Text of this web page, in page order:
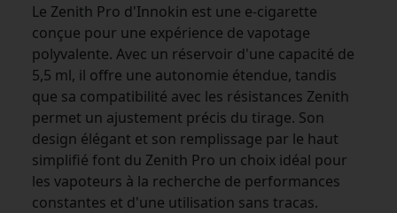
Le Zenith Pro d'Innokin est une e-cigarette
conçue pour une expérience de vapotage
polyvalente. Avec un réservoir d'une capacité de
5,5 ml, il offre une autonomie étendue, tandis
que sa compatibilité avec les résistances Zenith
permet un ajustement précis du tirage. Son
design élégant et son remplissage par le haut
simplifié font du Zenith Pro un choix idéal pour
les vapoteurs à la recherche de performances
constantes et d'une utilisation sans tracas.